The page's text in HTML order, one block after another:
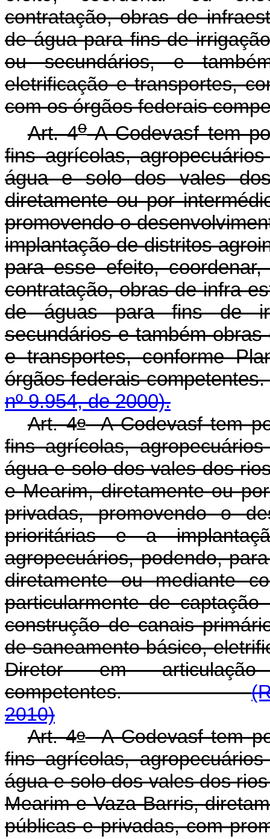
contratação, obras de
de água para fins de
ou secundários, e
eletrificação e transportes,
com os órgãos federais
Art. 4oA Codevasf tem
fins agrícolas,
água e solo dos vales
diretamente ou por
promovendo o
implantação de distritos
para esse efeito,
contratação, obras de infra-
de águas para fins de
secundários e também
e transportes, conforme
órgãos federais
nº 9.954, de 2000).
Art. 4oA Codevasf tem
fins agrícolas,
água e solo dos vales dos
e Mearim, diretamente ou
privadas, promovendo o
prioritárias e a
agropecuários, podendo,
diretamente ou mediante
particularmente de
construção de canais
de saneamento básico,
Diretor em
competentes.
2010)
Art. 4oA Codevasf tem
fins agrícolas,
água e solo dos vales dos
Mearim e Vaza-Barris,
públicas e privadas, com